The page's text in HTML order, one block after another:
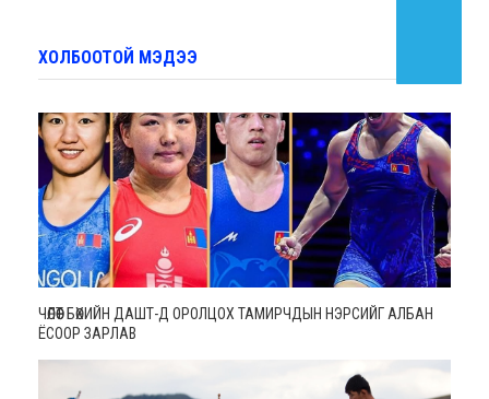
ХОЛБООТОЙ МЭДЭЭ
ЧӨЛӨӨТ БӨХИЙН ДАШТ-Д ОРОЛЦОХ ТАМИРЧДЫН НЭРСИЙГ АЛБАН
ЁСООР ЗАРЛАВ